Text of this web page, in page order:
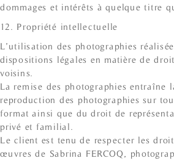
dommages et intérêts à quelque titre
12. Propriété intellectuelle
L’utilisation des photographies
dispositions légales en matière de
voisins.
La remise des photographies entraîne
reproduction des photographies sur
format ainsi que du droit de
privé et familial.
Le client est tenu de respecter les
œuvres de Sabrina FERCOQ,